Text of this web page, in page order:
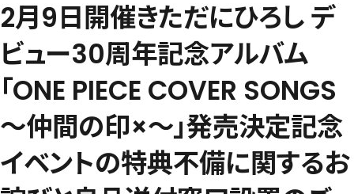
2月9日開催きただにひろし デ
ビュー30周年記念アルバム
「ONE PIECE COVER SONGS
～仲間の印×～」発売決定記念
イベントの特典不備に関するお